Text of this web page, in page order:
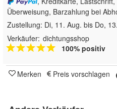
Überweisung, Barzahlung bei
Zustellung: Di, 11. Aug. bis Do,
Verkäufer: dichtungsshop
100% positiv
Merken Preis vorschlagen